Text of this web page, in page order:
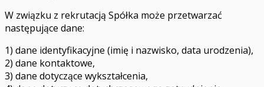
W związku z rekrutacją Spółka może przetwarzać
następujące dane:
1) dane identyfikacyjne (imię i nazwisko, data urodzenia),
2) dane kontaktowe,
3) dane dotyczące wykształcenia,